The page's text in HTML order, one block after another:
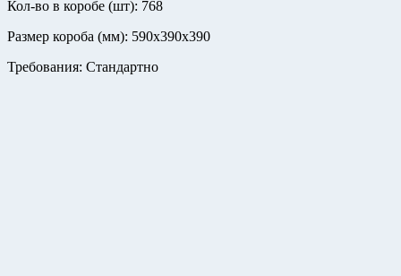
Кол-во в коробе (шт): 768
Размер короба (мм): 590х390х390
Требования: Стандартно